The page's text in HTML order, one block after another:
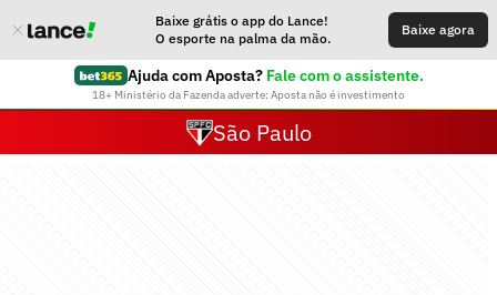
Baixe grátis o app do Lance!
O esporte na palma da mão.
Baixe agora
Ajuda com Aposta? Fale com o assistente.
18+ Ministério da Fazenda adverte: Aposta não é investimento
São Paulo